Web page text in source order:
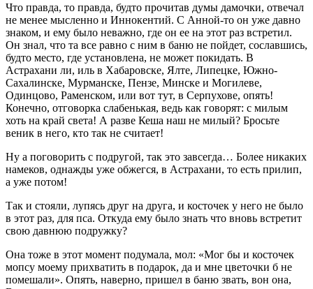
Что правда, то правда, будто прочитав думы дамочки, отвечал
не менее мысленно и Иннокентий. С Анной-то он уже давно
знаком, и ему было неважно, где он ее на этот раз встретил.
Он знал, что та все равно с ним в баню не пойдет, сославшись,
будто место, где установлена, не может покидать. В
Астрахани ли, иль в Хабаровске, Ялте, Липецке, Южно-
Сахалинске, Мурманске, Пензе, Минске и Могилеве,
Одинцово, Раменском, или вот тут, в Серпухове, опять!
Конечно, отговорка слабенькая, ведь как говорят: с милым
хоть на край света! А разве Кеша наш не милый? Бросьте
веник в него, кто так не считает!
Ну а поговорить с подругой, так это завсегда… Более никаких
намеков, однажды уже обжегся, в Астрахани, то есть прилип,
а уже потом!
Так и стояли, лупясь друг на друга, и косточек у него не было
в этот раз, для пса. Откуда ему было знать что вновь встретит
свою давнюю подружку?
Она тоже в этот момент подумала, мол: «Мог бы и косточек
мопсу моему прихватить в подарок, да и мне цветочки б не
помешали». Опять, наверно, пришел в баню звать, вон она,